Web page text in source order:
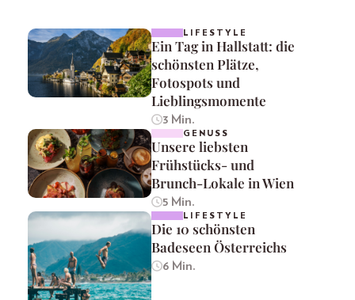
LIFESTYLE
Ein Tag in Hallstatt: die
schönsten Plätze,
Fotospots und
Lieblingsmomente
3 Min.
GENUSS
Unsere liebsten
Frühstücks- und
Brunch-Lokale in Wien
5 Min.
LIFESTYLE
Die 10 schönsten
Badeseen Österreichs
6 Min.